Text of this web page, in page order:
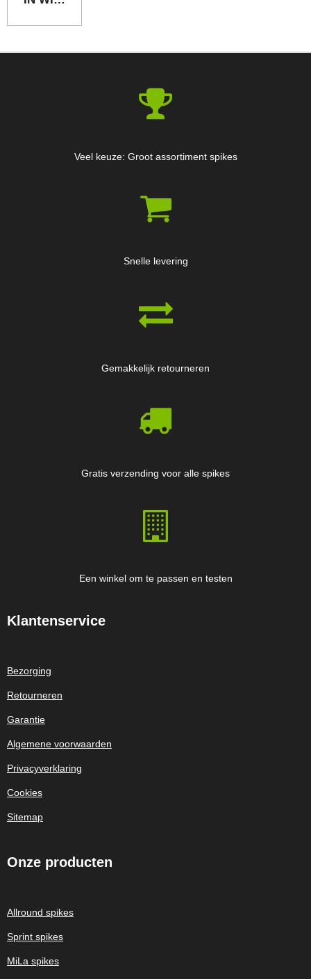
Veel keuze: Groot assortiment spikes
Snelle levering
Gemakkelijk retourneren
Gratis verzending voor alle spikes
Een winkel om te passen en testen
Klantenservice
Bezorging
Retourneren
Garantie
Algemene voorwaarden
Privacyverklaring
Cookies
Sitemap
Onze producten
Allround spikes
Sprint spikes
MiLa spikes